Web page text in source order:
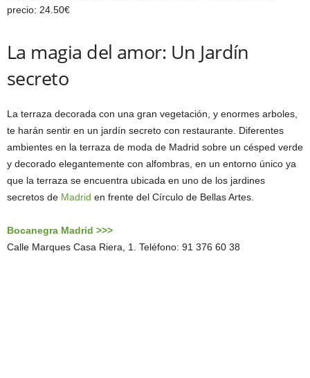
precio: 24.50€
La magia del amor: Un Jardín
secreto
La terraza decorada con una gran vegetación, y enormes arboles,
te harán sentir en un jardín secreto con restaurante. Diferentes
ambientes en la terraza de moda de Madrid sobre un césped verde
y decorado elegantemente con alfombras, en un entorno único ya
que la terraza se encuentra ubicada en uno de los jardines
secretos de Madrid en frente del Círculo de Bellas Artes.
Bocanegra Madrid >>>
Calle Marques Casa Riera, 1. Teléfono: 91 376 60 38